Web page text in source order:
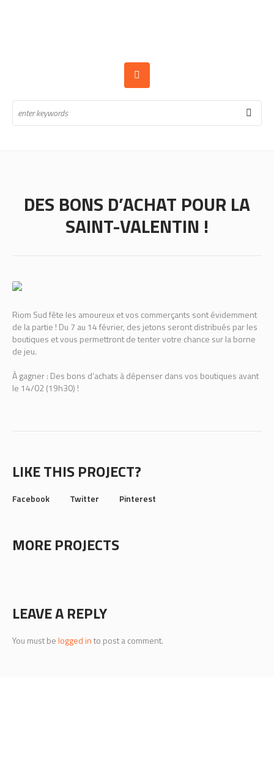
DES BONS D’ACHAT POUR LA
SAINT-VALENTIN !
Riom Sud fête les amoureux et vos commerçants sont évidemment
de la partie ! Du 7 au 14 février, des jetons seront distribués par les
boutiques et vous permettront de tenter votre chance sur la borne
de jeu.
À gagner : Des bons d’achats à dépenser dans vos boutiques avant
le 14/02 (19h30) !
LIKE THIS PROJECT?
Facebook Twitter Pinterest
MORE PROJECTS
LEAVE A REPLY
You must belogged into post a comment.